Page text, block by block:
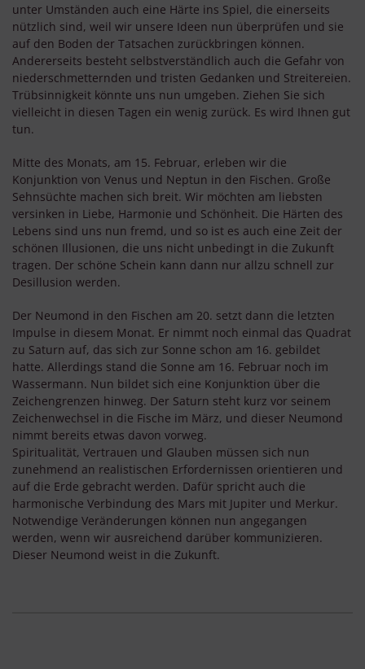
unter Umständen auch eine Härte ins Spiel, die einerseits
nützlich sind, weil wir unsere Ideen nun überprüfen und sie
auf den Boden der Tatsachen zurückbringen können.
Andererseits besteht selbstverständlich auch die Gefahr von
niederschmetternden und tristen Gedanken und Streitereien.
Trübsinnigkeit könnte uns nun umgeben. Ziehen Sie sich
vielleicht in diesen Tagen ein wenig zurück. Es wird Ihnen gut
tun.
Mitte des Monats, am 15. Februar, erleben wir die
Konjunktion von Venus und Neptun in den Fischen. Große
Sehnsüchte machen sich breit. Wir möchten am liebsten
versinken in Liebe, Harmonie und Schönheit. Die Härten des
Lebens sind uns nun fremd, und so ist es auch eine Zeit der
schönen Illusionen, die uns nicht unbedingt in die Zukunft
tragen. Der schöne Schein kann dann nur allzu schnell zur
Desillusion werden.
Der Neumond in den Fischen am 20. setzt dann die letzten
Impulse in diesem Monat. Er nimmt noch einmal das Quadrat
zu Saturn auf, das sich zur Sonne schon am 16. gebildet
hatte. Allerdings stand die Sonne am 16. Februar noch im
Wassermann. Nun bildet sich eine Konjunktion über die
Zeichengrenzen hinweg. Der Saturn steht kurz vor seinem
Zeichenwechsel in die Fische im März, und dieser Neumond
nimmt bereits etwas davon vorweg.
Spiritualität, Vertrauen und Glauben müssen sich nun
zunehmend an realistischen Erfordernissen orientieren und
auf die Erde gebracht werden. Dafür spricht auch die
harmonische Verbindung des Mars mit Jupiter und Merkur.
Notwendige Veränderungen können nun angegangen
werden, wenn wir ausreichend darüber kommunizieren.
Dieser Neumond weist in die Zukunft.